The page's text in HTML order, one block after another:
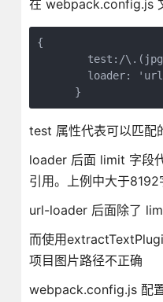
在 webpack.config.js
{
test:/
loader:
      }
test 属性代表可以匹配
loader 后面 limit 字段
引用。上例中大于
url-loader 后面除了
而使用
项目图片路径不正确
webpack.config.js 配置